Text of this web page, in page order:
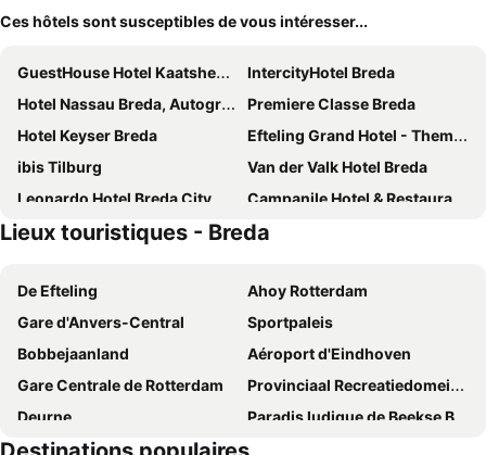
Ces hôtels sont susceptibles de vous intéresser...
GuestHouse Hotel Kaatsheuvel
IntercityHotel Breda
Hotel Nassau Breda, Autograph Collection
Premiere Classe Breda
Hotel Keyser Breda
Efteling Grand Hotel - Theme Park tickets included
ibis Tilburg
Van der Valk Hotel Breda
Leonardo Hotel Breda City Center
Campanile Hotel & Restaurant Breda
Fletcher Hotel-Restaurant De Korenbeurs
Van der Valk Hotel Gilze-Tilburg
Fletcher Hotel-Restaurant De Reiskoffer
Gr8 Hotel Breda
Fletcher Wellness-Hotel Trivium
Hotel Heere
Parkhotel Mastbosch Breda
Hotel Sutor
Hotel Botanique Breda
Gr8 Hotel Oosterhout
Bastion Hotel Breda
A-Hotel Oosterhout
Hotel De Villa
Boutique Hotel en B&B De Zwammenberg
Lieux touristiques - Breda
De Efteling
Ahoy Rotterdam
Gare d'Anvers-Central
Sportpaleis
Bobbejaanland
Aéroport d'Eindhoven
Gare Centrale de Rotterdam
Provinciaal Recreatiedomein Zilvermeer
Deurne
Paradis ludique de Beekse Bergen
Centrum
Zoo d'Anvers